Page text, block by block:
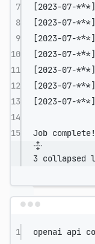
7
[2023-07-***
8
[2023-07-***
9
[2023-07-***
10
[2023-07-***
11
[2023-07-***
12
[2023-07-***
13
[2023-07-***
14
15
Job complete!
3 collapsed
1 openai api